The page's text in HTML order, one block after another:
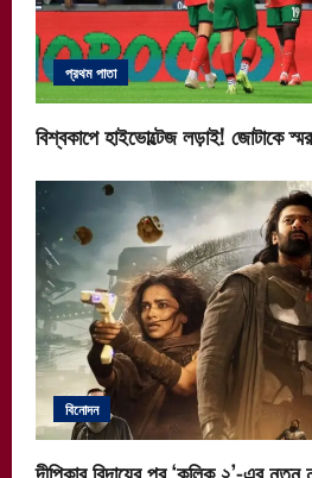
প্রথম পাতা
বিশ্বকাপে হাইভোল্টেজ লড়াই! জোটাকে
বিনোদন